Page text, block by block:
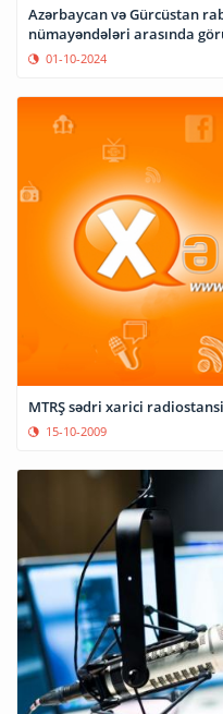
Azərbaycan və Gürcüstan
nümayəndələri arasında
01-10-2024
MTRŞ sədri xarici
15-10-2009